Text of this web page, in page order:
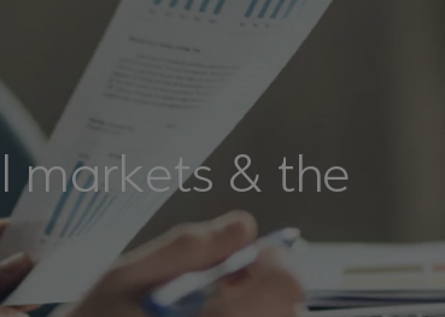
markets & the